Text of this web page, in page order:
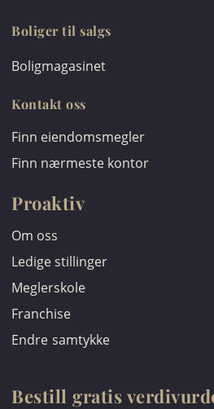
Boliger til salgs
Boligmagasinet
Kontakt oss
Finn eiendomsmegler
Finn nærmeste kontor
Proaktiv
Om oss
Ledige stillinger
Meglerskole
Franchise
Endre samtykke
Bestill gratis